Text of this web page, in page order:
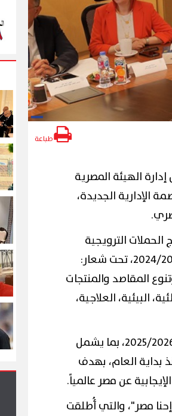
طباعة
الهيئة المصرية
الإدارية الجديدة،
الترويجية
المقاصد والمنتجات
البيئية، العلاجية،
كما استعرضت الهيئة الخطة التسويقية للعام المالي 2025/2026، بما يشمل
بداية العام، بهدف
عن مصر عالمياً.
مصر"، والتي أُطلقت